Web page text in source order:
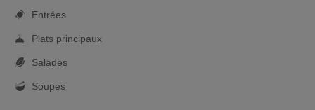
Entrées
Plats principaux
Salades
Soupes